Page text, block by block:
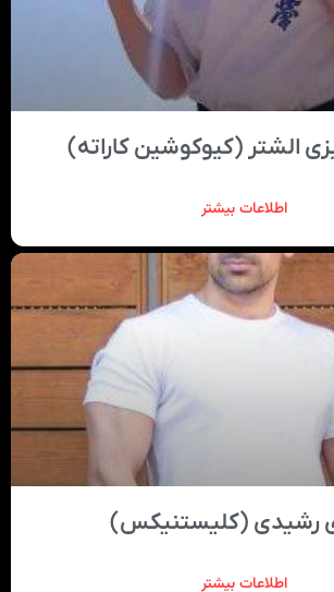
الشتر (کیوکوشین کاراته)
اطلاعات بیشتر
رشیدی (کلیستنیکس)
اطلاعات بیشتر